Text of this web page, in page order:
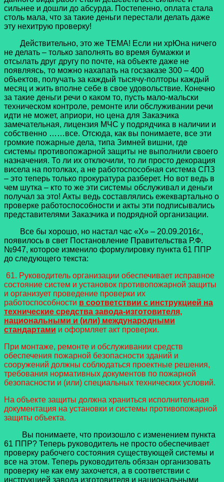
сильнее и дошли до абсурда. Постепенно, оплата стала
столь мала, что за такие деньги перестали делать даже
эту нехитрую проверку!
Действительно, это же ТЕМА! Если ни хрЮна ничего
не делать – только заполнять во время бумажки и
отсылать друг другу по почте, на объекте даже не
появляясь, то можно нахапать на госзаказе 300 – 400
объектов, получать за каждый тысячу-полторы каждый
месяц и жить вполне себе в свое удовольствие. Конечно
за такие деньги речи о каком то, пусть мало-мальски
техническом контроле, ремонте или обслуживании речи
идти не может, априори, но цена для Заказчика
замечательная, лицензия МЧС у подрядчика в наличии и
собственно ……все. Отсюда, как вы понимаете, все эти
громкие пожарные дела, типа Зимней вишни, где
системы противопожарной защиты не выполнили своего
назначения. То ли их отключили, то ли просто декорация
висела на потолках, а не работоспособная система СПЗ
– это теперь только прокуратура разберет. Но вот ведь в
чем шутка – кто то же эти системы обслуживал и деньги
получал за это! Акты ведь составлялись ежеквартально о
проверке работоспособности и акты эти подписывались
представителями Заказчика и подрядной организации.
Все бы хорошо, но настал час «Х» – 20.09.2016г.,
появилось в свет Постановление Правительства Р.Ф.
№947, которое изменило формулировку пункта 61 ППР
до следующего текста:
61. Руководитель организации обеспечивает исправное
состояние систем и установок противопожарной защиты
и организует проведение проверки их
работоспособности в соответствии с инструкцией на
технические средства завода-изготовителя,
национальными и (или) международными
стандартами и оформляет акт проверки.
При монтаже, ремонте и обслуживании средств
обеспечения пожарной безопасности зданий и
сооружений должны соблюдаться проектные решения,
требования нормативных документов по пожарной
безопасности и (или) специальных технических условий.
На объекте защиты должна храниться исполнительная
документация на установки и системы противопожарной
защиты объекта.
Вы понимаете, что произошло с изменением пункта
61 ППР? Теперь руководитель не просто обеспечивает
проверку рабочего состояния существующей системы и
все на этом. Теперь руководитель обязан организовать
проверку не как ему захочется, а в соответствии с
инструкцией завода изготовителя и национальными